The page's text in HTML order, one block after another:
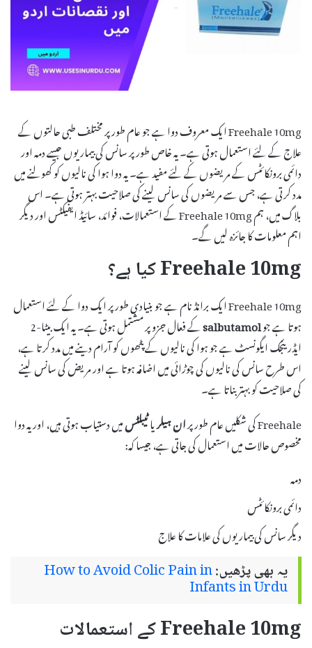
Freehale 10mg ایک معروف دوا ہے جو عام طور پر مختلف طبی حالتوں کے
علاج کے لئے استعمال ہوتی ہے۔ یہ خاص طور پر سانس کی بیماریوں جیسے دمہ اور
دائمی برونکائٹس کے مریضوں کے لئے مفید ہے۔ یہ دوا ہوا کی نالیوں کو کھولنے میں
مدد کرتی ہے، جس سے مریضوں کی سانس لینے کی صلاحیت بہتر ہوتی ہے۔ اس
بلاگ میں، ہم Freehale 10mg کے استعمالات، فوائد، سائیڈ ایفیکٹس اور دیگر
اہم معلومات کا جائزہ لیں گے۔
Freehale 10mg کیا ہے؟
Freehale 10mg ایک برانڈ نام ہے جو بنیادی طور پر ایک دوا کے لئے استعمال
ہوتا ہے جوsalbutamol کے فعال جزو پر مشتمل ہوتی ہے۔ یہ ایک بیٹا-2
ایڈرینجک ایگونسٹ ہے جو ہوا کی نالیوں کے پٹھوں کو آرام دینے میں مدد کرتا ہے،
اس طرح سانس کی نالیوں کی چوڑائی میں اضافہ ہوتا ہے اور مریض کی سانس لینے
کی صلاحیت کو بہتر بناتا ہے۔
Freehale کی شکلیں عام طور پر
ان ہیلریاٹیبلٹسمیں دستیاب ہوتی ہیں، اور یہ دوا
مخصوص حالات میں استعمال کی جاتی ہے، جیسا کہ:
دمہ
دائمی برونکائٹس
دیگر سانس کی بیماریوں کی علامات کا علاج
یہ بھی پڑھیں:How to Avoid Colic Pain in
Infants in Urdu
Freehale 10mg کے استعمالات